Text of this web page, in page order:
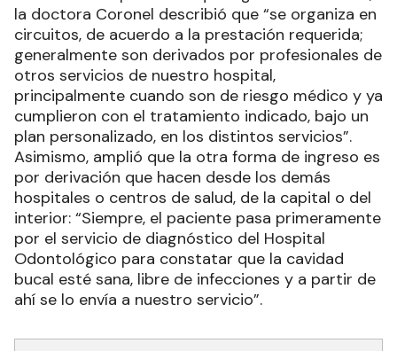
la doctora Coronel describió que “se organiza en
circuitos, de acuerdo a la prestación requerida;
generalmente son derivados por profesionales de
otros servicios de nuestro hospital,
principalmente cuando son de riesgo médico y ya
cumplieron con el tratamiento indicado, bajo un
plan personalizado, en los distintos servicios”.
Asimismo, amplió que la otra forma de ingreso es
por derivación que hacen desde los demás
hospitales o centros de salud, de la capital o del
interior: “Siempre, el paciente pasa primeramente
por el servicio de diagnóstico del Hospital
Odontológico para constatar que la cavidad
bucal esté sana, libre de infecciones y a partir de
ahí se lo envía a nuestro servicio”.